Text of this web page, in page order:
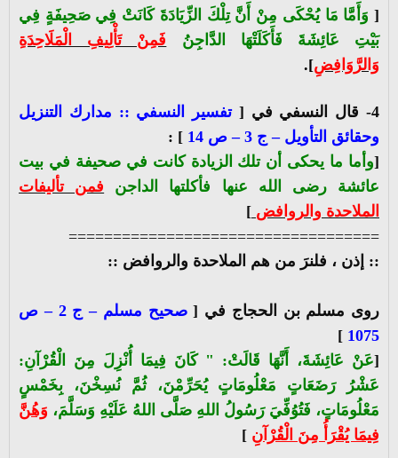
[ وَأَمَّا مَا يُحْكَى مِنْ أَنَّ تِلْكَ الزِّيَادَةَ كَانَتْ فِي صَحِيفَةٍ فِي
بَيْتِ عَائِشَةَ فَأَكَلَتْهَا الدَّاجِنُ فَمِنْ تَأْلِيفِ الْمَلَاحِدَةِ
وَالرَّوَافِضِ].
4- قال النسفي في [
تفسير النسفي :: مدارك التنزيل
وحقائق التأويل – ج 3 – ص 14
] :
[وأما ما يحكى أن تلك الزيادة كانت في صحيفة في بيت
عائشة رضى الله عنها فأكلتها الداجن فمن تأليفات
الملاحدة والروافض ]
===================================
:: إذن ، فلنرَ من هم الملاحدة والروافض ::
روى مسلم بن الحجاج في [
صحيح مسلم – ج 2 – ص
1075
]
[عَنْ عَائِشَةَ، أَنَّهَا قَالَتْ: " كَانَ فِيمَا أُنْزِلَ مِنَ الْقُرْآنِ:
عَشْرُ رَضَعَاتٍ مَعْلُومَاتٍ يُحَرِّمْنَ، ثُمَّ نُسِخْنَ، بِخَمْسٍ
مَعْلُومَاتٍ، فَتُوُفِّيَ رَسُولُ اللهِ صَلَّى اللهُ عَلَيْهِ وَسَلَّمَ، وَهُنَّ
فِيمَا يُقْرَأُ مِنَ الْقُرْآنِ ]